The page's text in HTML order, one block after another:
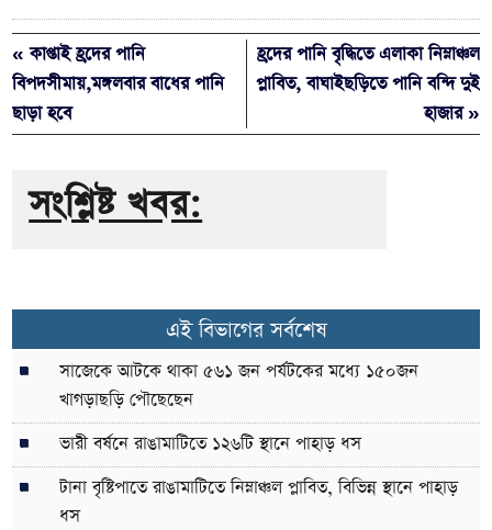
« কাপ্তাই হ্রদের পানি
বিপদসীমায়,মঙ্গলবার বাধের পানি
ছাড়া হবে
হ্রদের পানি বৃদ্ধিতে এলাকা নিম্নাঞ্চল
প্লাবিত, বাঘাইছড়িতে পানি বন্দি দুই
হাজার »
সংশ্লিষ্ট খবর:
এই বিভাগের সর্বশেষ
সাজেকে আটকে থাকা ৫৬১ জন পর্যটকের মধ্যে ১৫০জন
খাগড়াছড়ি পৌছেছেন
ভারী বর্ষনে রাঙামাটিতে ১২৬টি স্থানে পাহাড় ধস
টানা বৃষ্টিপাতে রাঙামাটিতে নিম্নাঞ্চল প্লাবিত, বিভিন্ন স্থানে পাহাড়
ধস